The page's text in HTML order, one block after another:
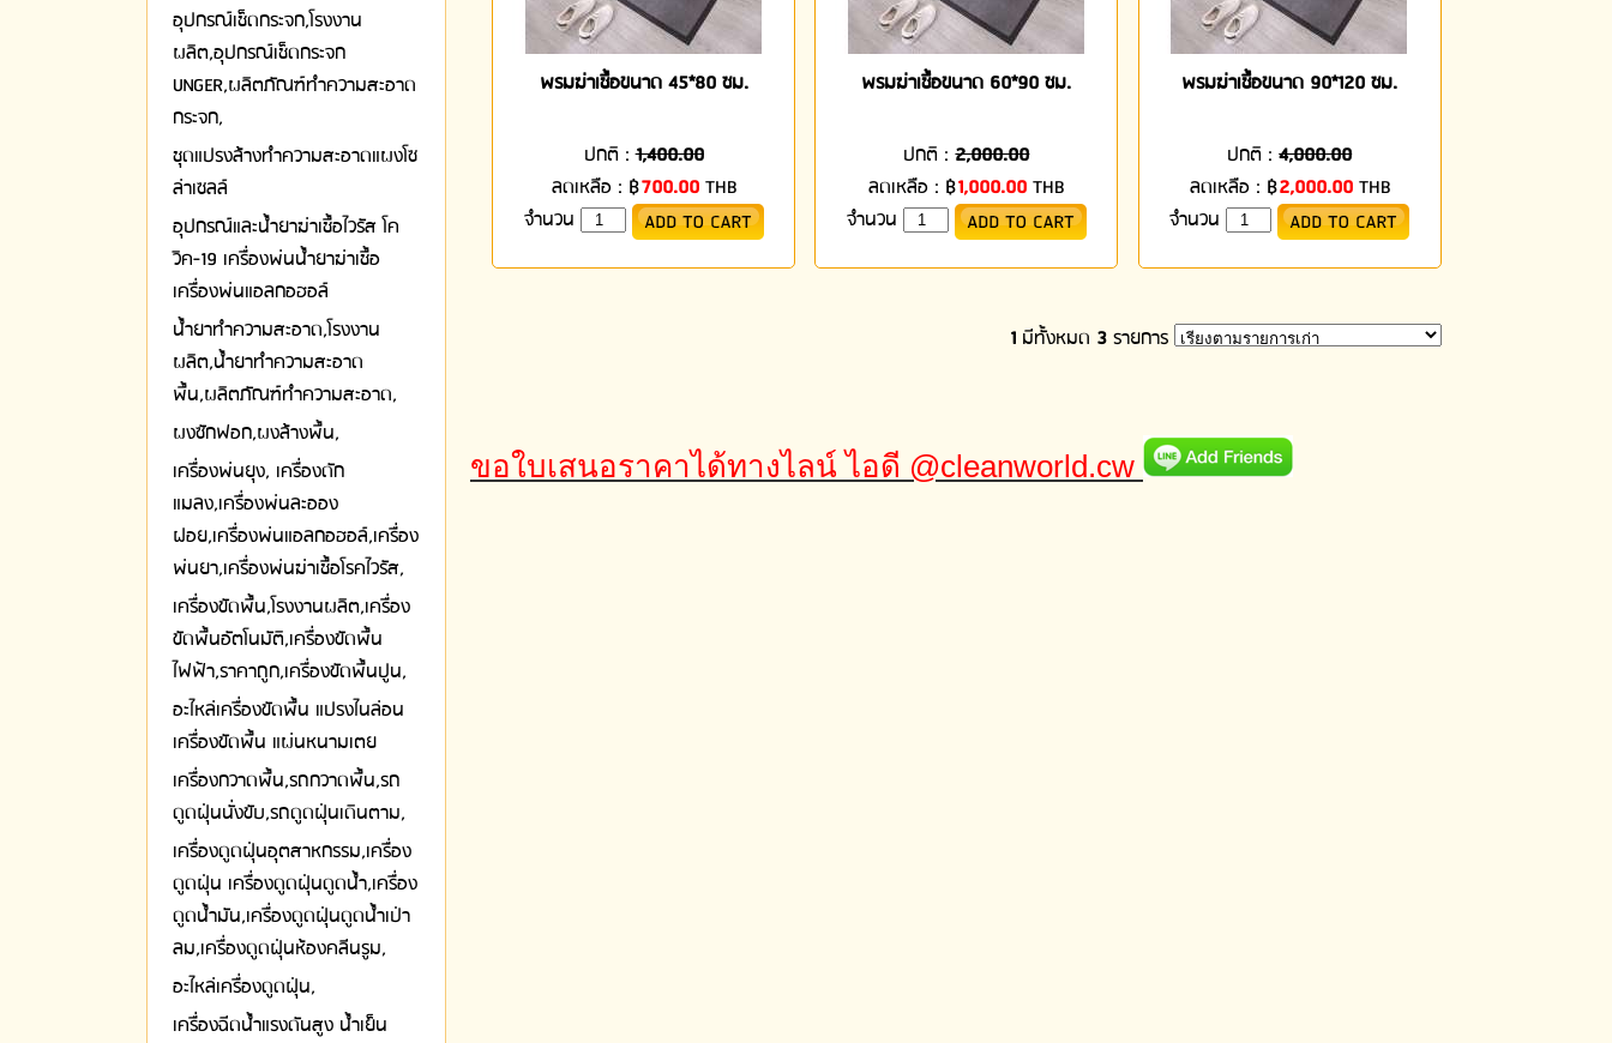
อุปกรณ์เช็ดกระจก,โรงงาน
ผลิต,อุปกรณ์เช็ดกระจก
UNGER,ผลิตภัณฑ์ทำความสะอาด
กระจก,
ชุดแปรงล้างทำความสะอาดแผงโซ
ล่าเซลล์
อุปกรณ์และน้ำยาฆ่าเชื้อไวรัส โค
วิค-19 เครื่องพ่นน้ำยาฆ่าเชื้อ
เครื่องพ่นแอลกอฮอล์
น้ำยาทำความสะอาด,โรงงาน
ผลิต,น้ำยาทำความสะอาด
พื้น,ผลิตภัณฑ์ทำความสะอาด,
ผงซักฟอก,ผงล้างพื้น,
เครื่องพ่นยุง, เครื่องดัก
แมลง,เครื่องพ่นละออง
ฝอย,เครื่องพ่นแอลกอฮอล์,เครื่อง
พ่นยา,เครื่องพ่นฆ่าเชื้อโรคไวรัส,
เครื่องขัดพื้น,โรงงานผลิต,เครื่อง
ขัดพื้นอัตโนมัติ,เครื่องขัดพื้น
ไฟฟ้า,ราคาถูก,เครื่องขัดพื้นปูน,
อะไหล่เครื่องขัดพื้น แปรงไนล่อน
เครื่องขัดพื้น แผ่นหนามเตย
เครื่องกวาดพื้น,รถกวาดพื้น,รถ
ดูดฝุ่นนั่งขับ,รถดูดฝุ่นเดินตาม,
เครื่องดูดฝุ่นอุตสาหกรรม,เครื่อง
ดูดฝุ่น เครื่องดูดฝุ่นดูดน้ำ,เครื่อง
ดูดน้ำมัน,เครื่องดูดฝุ่นดูดน้ำเป่า
ลม,เครื่องดูดฝุ่นห้องคลีนรูม,
อะไหล่เครื่องดูดฝุ่น,
เครื่องฉีดน้ำแรงดันสูง น้ำเย็น
พรมฆ่าเชื้อขนาด 45*80 ซม.
ปกติ :1,400.00
ลดเหลือ : ฿700.00THB
จำนวน
พรมฆ่าเชื้อขนาด 60*90 ซม.
ปกติ :2,000.00
ลดเหลือ : ฿1,000.00 THB
จำนวน
พรมฆ่าเชื้อขนาด 90*120 ซม.
ปกติ :4,000.00
ลดเหลือ : ฿2,000.00THB
จำนวน
1 มีทั้งหมด 3รายการ
ขอใบเสนอราคาได้ทางไลน์ ไอดี @cleanworld.cw